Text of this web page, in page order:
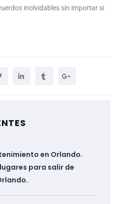
inolvidables sin importar si
en Orlando.
para salir de